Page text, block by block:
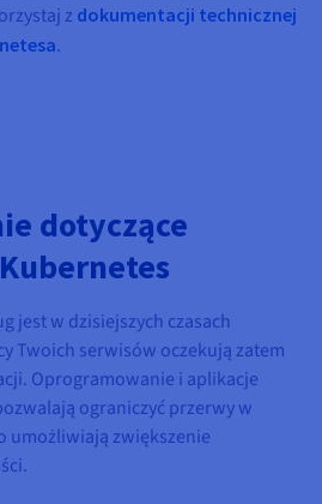
z dokumentacji technicznej
.
dotyczące
jest w dzisiejszych czasach
Twoich serwisów oczekują zatem
Oprogramowanie i aplikacje
ograniczyć przerwy w
umożliwiają zwiększenie